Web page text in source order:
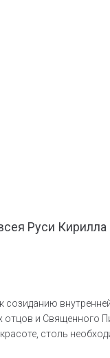
Руси Кирилла
и
столь